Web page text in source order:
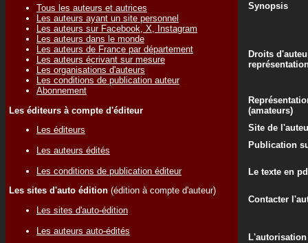
Tous les auteurs et autrices
Les auteurs ayant un site personnel
Les auteurs sur Facebook, X, Instagram
Les auteurs dans le monde
Les auteurs de France par département
Les auteurs écrivant sur mesure
Les organisations d'auteurs
Les conditions de publication auteur
Abonnement
Les éditeurs à compte d'éditeur
Les éditeurs
Les auteurs édités
Les conditions de publication éditeur
Les sites d'auto édition (édition à compte d'auteur)
Les sites d'auto-édition
Les auteurs auto-édités
Synopsis
Droits
(amateurs)
Site de
Publication
Le texte en
Contacter
L'autorisation